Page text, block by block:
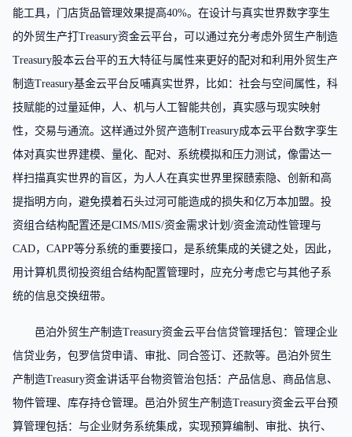
能工具，门店货品管理效果提高40%。在设计与真实世界数字孪生
的外贸生产打Treasury资金云平台，可以通过充分考虑外贸生产制造
Treasury股本云台平的五大特征与属性来更好的配对和利用外贸生产
制造Treasury基金云平台反哺真实世界，比如：社会与空间属性，科
技赋能的过量延伸，人、机与人工智能共创，真实感与现实映射
性，交易与通流。这样通过外贸产造制Treasury成本云平台数字孪生
体对真实世界建模、量化、配对、系统模拟和压力测试，像雷达一
样扫描真实世界的盲区，为人人在真实世界里探赜索隐、创新和高
提指明方向，避免摸着石头过河可能造成的损失和亿万本加盟。投
资组合结构配置还是CIMS/MIS/资金需求计划/资金流动性管理与
CAD，CAPP等分系统的重要接口，是系统集成的关键之处，因此，
用计算机贯彻投资组合结构配置管理时，应充分考虑它与其他子系
统的信息交换纽带。
邑泊外贸生产制造Treasury资金云平台信贷管理括包：管理企业
信贷业务，包罗信贷申请、审批、同合签订、还款等。邑泊外贸生
产制造Treasury资金讲话平台物资管治包括：产品信息、商品信息、
物件管理、库存持仓管理。邑泊外贸生产制造Treasury资金云平台预
算管理包括：与企业财务系统集成，实现预算编制、审批、执行、